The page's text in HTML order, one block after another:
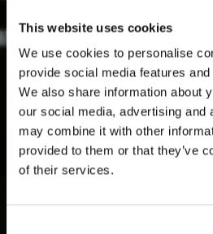
This website uses cookies
We use cookies to personalise
provide social media features
We also share information about
our social media, advertising and
may combine it with other
provided to them or that they’ve
of their services.
Līdz šim analizētie